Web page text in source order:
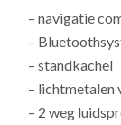
– navigatie
–
– standkachel
– lichtmetalen
– 2 weg